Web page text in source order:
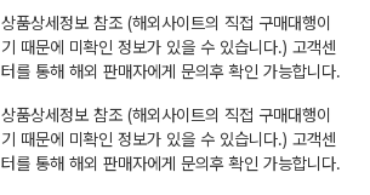
상품상세정보 참조 (해외사이트의 직접 구매대행이
기 때문에 미확인 정보가 있을 수 있습니다.) 고객센
터를 통해 해외 판매자에게 문의후 확인 가능합니다.
상품상세정보 참조 (해외사이트의 직접 구매대행이
기 때문에 미확인 정보가 있을 수 있습니다.) 고객센
터를 통해 해외 판매자에게 문의후 확인 가능합니다.